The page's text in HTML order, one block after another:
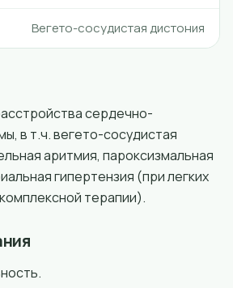
Вегето-сосудистая дистония
сердечно-
в т.ч. вегето-сосудистая
аритмия, пароксизмальная
гипертензия (при легких
терапии).